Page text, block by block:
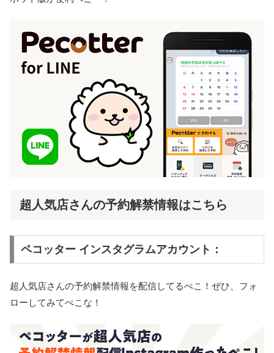
超人気店さんの予約解禁情報はこちら
ペコッター インスタグラムアカウント：
超人気店さんの予約解禁情報を配信してるぺこ！ぜひ、フォ
ローしてみてぺこな！